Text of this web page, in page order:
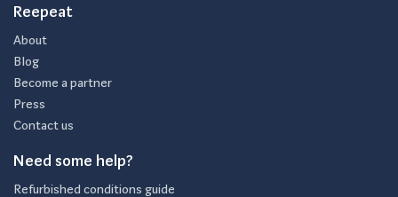
Reepeat
About
Blog
Become a partner
Press
Contact us
Need some help?
Refurbished conditions guide